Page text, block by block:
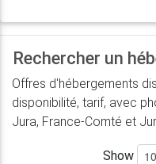
Rechercher un
Offres d'hébergements
disponibilité, tarif, avec
Jura, France-Comté et
Show